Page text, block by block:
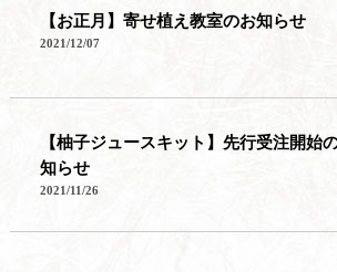
【お正月】寄せ植え教室のお知らせ
2021/12/07
【柚子ジュースキット】先行受注開始
知らせ
2021/11/26